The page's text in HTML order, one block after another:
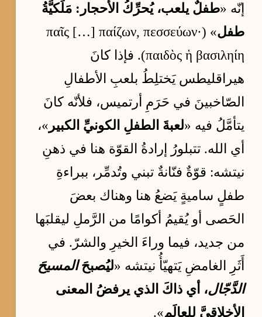
إنّه «طفلٌ يلعب، يُحرِّكُ الأحجار: مَلَكيَّةُ
طفل
» (παῖς […] παίζων, πεσσεύων·
παιδὸς ἡ βασιληίη). فإذا كانَ
هيراقليطس يَختلِطُ بلعبِ الأطفالِ
الصّاخبينَ في حَرَمِ أرتميس، فلأنّه كانَ
يتأمَّلُ فيه «لعبةَ الطفلِ الكونيِّ الكبير »،
أي الله. تتبلورُ إرادةُ القوّة هنا في ذهنِ
نيتشه: قوّةٌ فنّانةٌ تبني وتُدمِّر، ببراءةِ
طفلٍ ساميةٍ يَضعُ هنا وهناك بعضَ
الحَصى أو يُقيمُ أكوامًا من الرَّملِ ليقلبَها
من جديد، فيما وراءَ الخيرِ والشرّ. في
أَثَرِ الغامضِ يَتهيّأُ نيتشه «ليُصبحَالمسيحَ
الدَّجّال، أي ذاكَ الذي يرفضُ المعنى
الأخلاقيَّ للعالَم».